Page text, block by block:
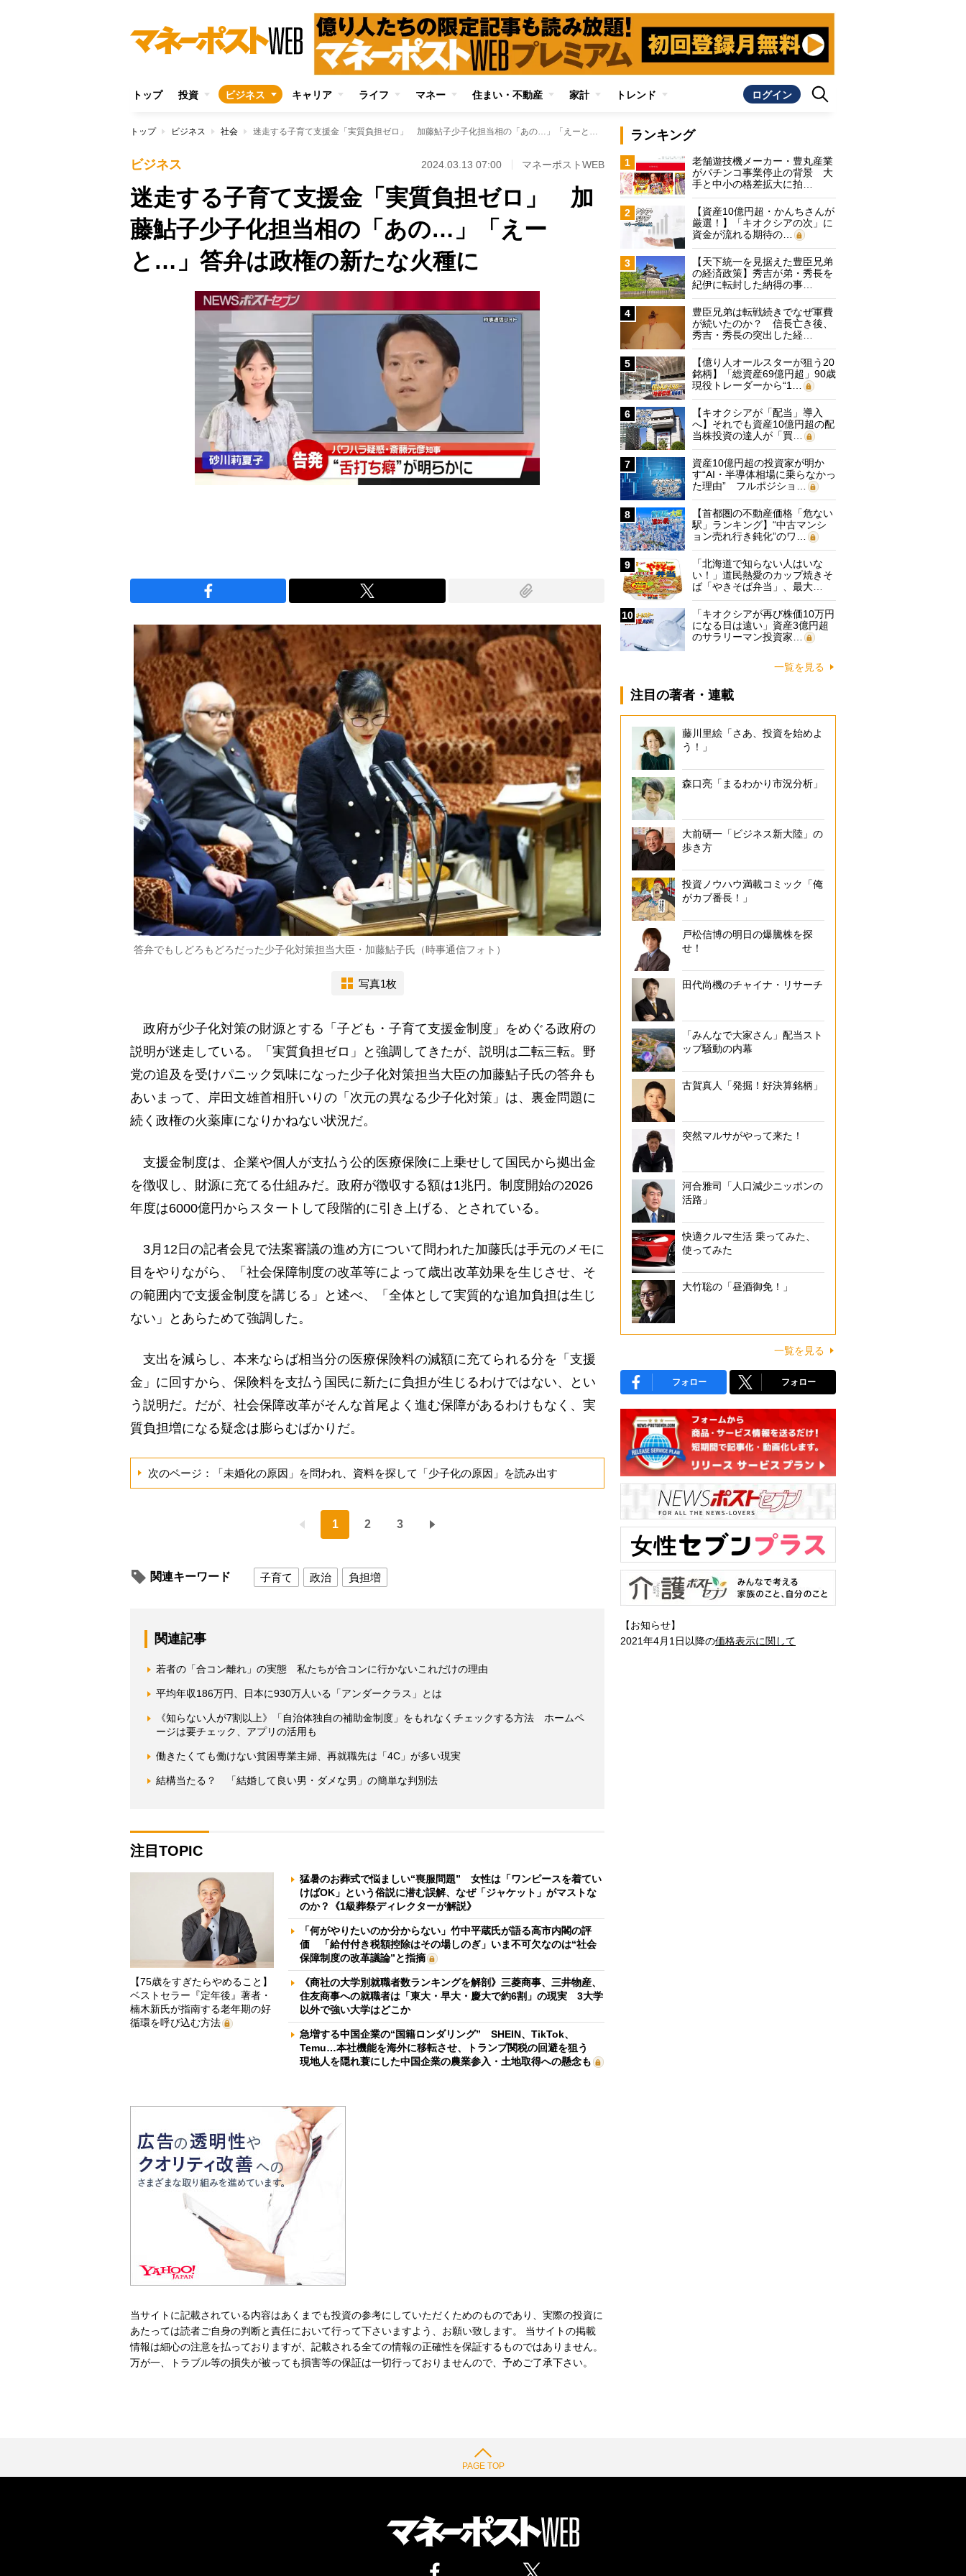
トップ 投資 ビジネス キャリア ライフ マネー 住まい・不動産 家計 トレンド ログイン
トップ ビジネス 社会 迷走する子育て支援金「実質負担ゼロ」 加藤鮎子少子化担当相の「あの…」「えーと…」答弁は政権の新たな火種に
ビジネス 2024.03.13 07:00 マネーポストWEB
迷走する子育て支援金「実質負担ゼロ」 加
藤鮎子少子化担当相の「あの…」「えー
と…」答弁は政権の新たな火種に
答弁でもしどろもどろだった少子化対策担当大臣・加藤鮎子氏（時事通信フォト）
写真1枚
政府が少子化対策の財源とする「子ども・子育て支援金制度」をめぐる政府の
説明が迷走している。「実質負担ゼロ」と強調してきたが、説明は二転三転。野
党の追及を受けパニック気味になった少子化対策担当大臣の加藤鮎子氏の答弁も
あいまって、岸田文雄首相肝いりの「次元の異なる少子化対策」は、裏金問題に
続く政権の火薬庫になりかねない状況だ。
支援金制度は、企業や個人が支払う公的医療保険に上乗せして国民から拠出金
を徴収し、財源に充てる仕組みだ。政府が徴収する額は1兆円。制度開始の2026
年度は6000億円からスタートして段階的に引き上げる、とされている。
3月12日の記者会見で法案審議の進め方について問われた加藤氏は手元のメモに
目をやりながら、「社会保障制度の改革等によって歳出改革効果を生じさせ、そ
の範囲内で支援金制度を講じる」と述べ、「全体として実質的な追加負担は生じ
ない」とあらためて強調した。
支出を減らし、本来ならば相当分の医療保険料の減額に充てられる分を「支援
金」に回すから、保険料を支払う国民に新たに負担が生じるわけではない、とい
う説明だ。だが、社会保障改革がそんな首尾よく進む保障があるわけもなく、実
質負担増になる疑念は膨らむばかりだ。
次のページ：「未婚化の原因」を問われ、資料を探して「少子化の原因」を読み出す
1 2 3
関連キーワード 子育て 政治 負担増
関連記事
若者の「合コン離れ」の実態 私たちが合コンに行かないこれだけの理由
平均年収186万円、日本に930万人いる「アンダークラス」とは
《知らない人が7割以上》「自治体独自の補助金制度」をもれなくチェックする方法 ホームペ
ージは要チェック、アプリの活用も
働きたくても働けない貧困専業主婦、再就職先は「4C」が多い現実
結構当たる？ 「結婚して良い男・ダメな男」の簡単な判別法
注目TOPIC
【75歳をすぎたらやめること】
ベストセラー『定年後』著者・
楠木新氏が指南する老年期の好
循環を呼び込む方法
猛暑のお葬式で悩ましい“喪服問題” 女性は「ワンピースを着てい
けばOK」という俗説に潜む誤解、なぜ「ジャケット」がマストな
のか？《1級葬祭ディレクターが解説》
「何がやりたいのか分からない」竹中平蔵氏が語る高市内閣の評
価 「給付付き税額控除はその場しのぎ」いま不可欠なのは“社会
保障制度の改革議論”と指摘
《商社の大学別就職者数ランキングを解剖》三菱商事、三井物産、
住友商事への就職者は「東大・早大・慶大で約6割」の現実 3大学
以外で強い大学はどこか
急増する中国企業の“国籍ロンダリング” SHEIN、TikTok、
Temu…本社機能を海外に移転させ、トランプ関税の回避を狙う
現地人を隠れ蓑にした中国企業の農業参入・土地取得への懸念も
当サイトに記載されている内容はあくまでも投資の参考にしていただくためのものであり、実際の投資に
あたっては読者ご自身の判断と責任において行って下さいますよう、お願い致します。 当サイトの掲載
情報は細心の注意を払っておりますが、記載される全ての情報の正確性を保証するものではありません。
万が一、トラブル等の損失が被っても損害等の保証は一切行っておりませんので、予めご了承下さい。
ランキング
1
老舗遊技機メーカー・豊丸産業
がパチンコ事業停止の背景 大
手と中小の格差拡大に拍…
2
【資産10億円超・かんちさんが
厳選！】「キオクシアの次」に
資金が流れる期待の…
3
【天下統一を見据えた豊臣兄弟
の経済政策】秀吉が弟・秀長を
紀伊に転封した納得の事…
4
豊臣兄弟は転戦続きでなぜ軍費
が続いたのか？ 信長亡き後、
秀吉・秀長の突出した経…
5
【億り人オールスターが狙う20
銘柄】「総資産69億円超」90歳
現役トレーダーから“1…
6
【キオクシアが「配当」導入
へ】それでも資産10億円超の配
当株投資の達人が「買…
7
資産10億円超の投資家が明か
す“AI・半導体相場に乗らなかっ
た理由” フルポジショ…
8
【首都圏の不動産価格「危ない
駅」ランキング】“中古マンシ
ョン売れ行き鈍化”のワ…
9
「北海道で知らない人はいな
い！」道民熱愛のカップ焼きそ
ば「やきそば弁当」、最大…
10
「キオクシアが再び株価10万円
になる日は遠い」資産3億円超
のサラリーマン投資家…
一覧を見る
注目の著者・連載
藤川里絵「さあ、投資を始めよ
う！」
森口亮「まるわかり市況分析」
大前研一「ビジネス新大陸」の
歩き方
投資ノウハウ満載コミック「俺
がカブ番長！」
戸松信博の明日の爆騰株を探
せ！
田代尚機のチャイナ・リサーチ
「みんなで大家さん」配当スト
ップ騒動の内幕
古賀真人「発掘！好決算銘柄」
突然マルサがやって来た！
河合雅司「人口減少ニッポンの
活路」
快適クルマ生活 乗ってみた、
使ってみた
大竹聡の「昼酒御免！」
一覧を見る
フォロー フォロー
【お知らせ】
2021年4月1日以降の価格表示に関して
PAGE TOP